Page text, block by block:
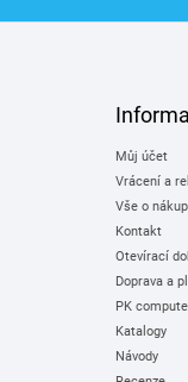
Můj účet
Vrácení a
Vše o
Kontakt
Otevírací
Doprava a
PK
Katalogy
Návody